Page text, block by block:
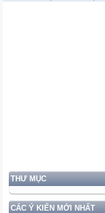
THƯ MỤC
CÁC Ý KIẾN MỚI NHẤT